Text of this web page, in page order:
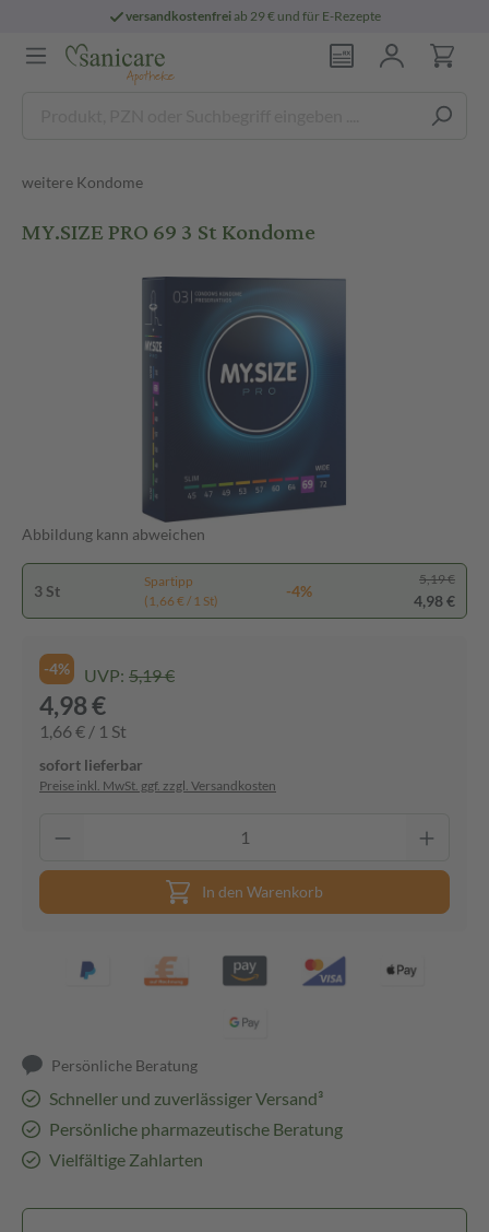
versandkostenfreiab 29 € und für E-Rezepte
weitere Kondome
MY.SIZE PRO 69 3 St Kondome
Abbildung kann abweichen
3 St
Spartipp
(1,66 € / 1 St)
-4%
5,19 €
4,98 €
-4% UVP: 5,19 €
4,98 €
1,66 € / 1 St
sofort lieferbar
Preise inkl. MwSt. ggf. zzgl. Versandkosten
In den Warenkorb
Persönliche Beratung
Schneller und zuverlässiger Versand³
Persönliche pharmazeutische Beratung
Vielfältige Zahlarten